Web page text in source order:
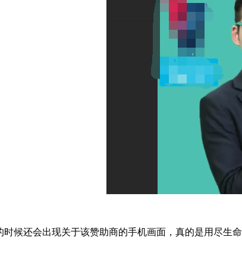
还会出现关于该赞助商的手机画面，真的是用尽生命